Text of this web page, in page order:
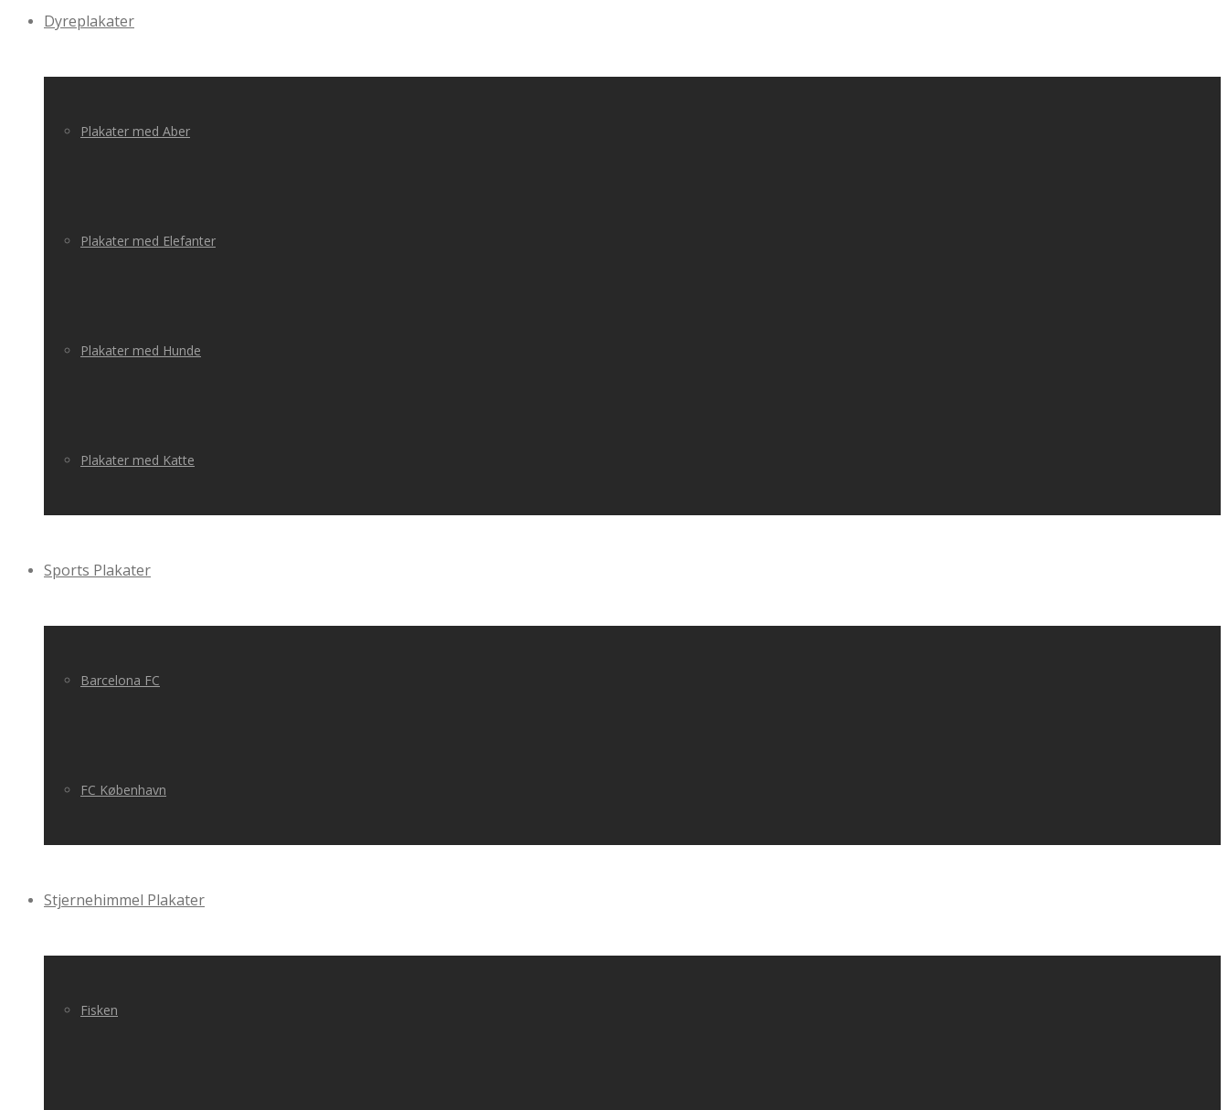
Dyreplakater
Plakater med Aber
Plakater med Elefanter
Plakater med Hunde
Plakater med Katte
Sports Plakater
Barcelona FC
FC København
Stjernehimmel Plakater
Fisken